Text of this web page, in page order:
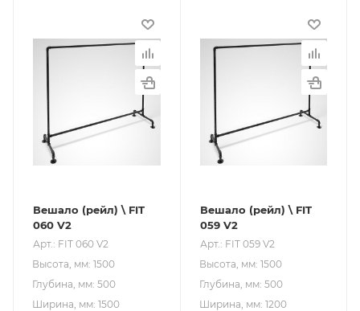
Вешало (рейл) \ FIT
060 V2
Арт.: FIT 060 V2
Высота, мм: 1500
Глубина, мм: 500
Ширина, мм: 1500
Вешало (рейл) \ FIT
059 V2
Арт.: FIT 059 V2
Высота, мм: 1500
Глубина, мм: 500
Ширина, мм: 1200